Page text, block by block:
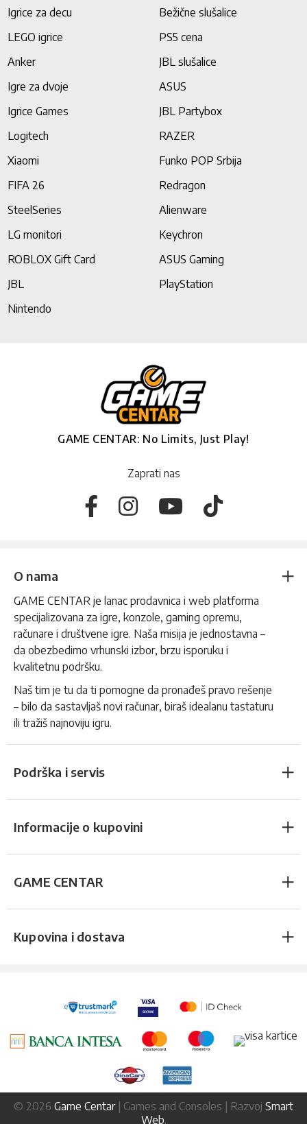
Igrice za decu
Bežične slušalice
LEGO igrice
PS5 cena
Anker
JBL slušalice
Igre za dvoje
ASUS
Igrice Games
JBL Partybox
Logitech
RAZER
Xiaomi
Funko POP Srbija
FIFA 26
Redragon
SteelSeries
Alienware
LG monitori
Keychron
ROBLOX Gift Card
ASUS Gaming
JBL
PlayStation
Nintendo
GAME CENTAR: No Limits, Just Play!
Zaprati nas
O nama
GAME CENTAR je lanac prodavnica i web platforma
specijalizovana za igre, konzole, gaming opremu,
računare i društvene igre. Naša misija je jednostavna –
da obezbedimo vrhunski izbor, brzu isporuku i
kvalitetnu podršku.
Naš tim je tu da ti pomogne da pronađeš pravo rešenje
– bilo da sastavljaš novi računar, biraš idealanu tastaturu
ili tražiš najnoviju igru.
Podrška i servis
Informacije o kupovini
GAME CENTAR
Kupovina i dostava
© 2026 Game Centar| Games and Consoles | Razvoj Smart
Web.